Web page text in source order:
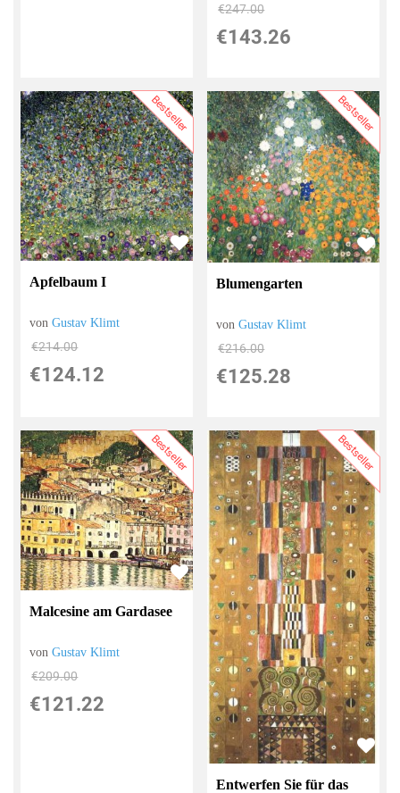
€247.00
€143.26
Bestseller
Apfelbaum I
vonGustav Klimt
€214.00
€124.12
Bestseller
Blumengarten
vonGustav Klimt
€216.00
€125.28
Bestseller
Malcesine am Gardasee
vonGustav Klimt
€209.00
€121.22
Bestseller
Entwerfen Sie für das